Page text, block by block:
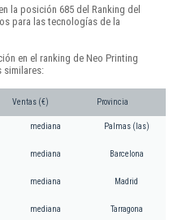
la posición 685 del Ranking del
para las tecnologías de la
en el ranking de Neo Printing
similares:
Ventas (€) Provincia
mediana Palmas (las)
mediana Barcelona
mediana Madrid
mediana Tarragona